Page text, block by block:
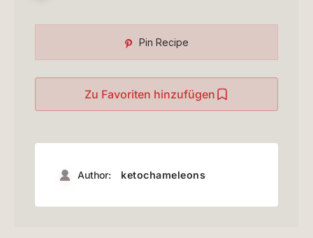
Pin Recipe
Zu Favoriten hinzufügen
Author: ketochameleons